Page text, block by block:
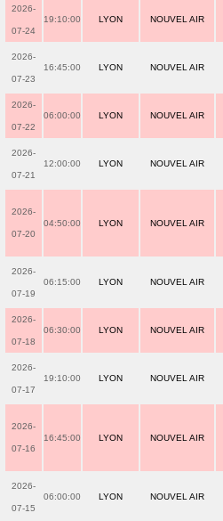
2026-
07-24
19:10:00 LYON NOUVEL AIR
2026-
07-23
16:45:00 LYON NOUVEL AIR
2026-
07-22
06:00:00 LYON NOUVEL AIR
2026-
07-21
12:00:00 LYON NOUVEL AIR
2026-
07-20
04:50:00 LYON NOUVEL AIR
2026-
07-19
06:15:00 LYON NOUVEL AIR
2026-
07-18
06:30:00 LYON NOUVEL AIR
2026-
07-17
19:10:00 LYON NOUVEL AIR
2026-
07-16
16:45:00 LYON NOUVEL AIR
2026-
07-15
06:00:00 LYON NOUVEL AIR